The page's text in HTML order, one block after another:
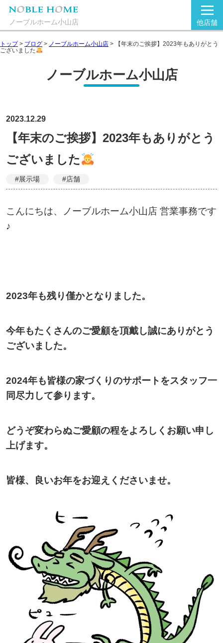
ノーブルホーム小山店 他店舗
トップ> ブログ > ノーブルホーム小山店 >
【年末のご挨拶】2023年もありがとう
ございました
ノーブルホーム小山店
2023.12.29
【年末のご挨拶】2023年もありがとう
ございました
#展示場 #店舗
こんにちは、ノーブルホーム小山店 営業事務です
♪
2023年も残り僅かとなりました。
今年もたくさんのご愛顧を頂戴し誠にありがとう
ございました。
2024年も皆様の家づくりのサポートをスタッフ一
同尽力して参ります。
どうぞ変わらぬご愛顧の程をよろしくお願い申し
上げます。
皆様、良いお年をお迎えくださいませ。